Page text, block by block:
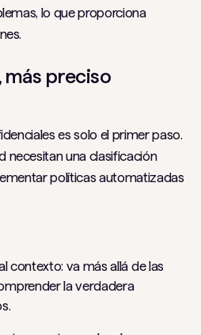
lo que proporciona
preciso
es solo el primer paso.
necesitan una clasificación
políticas automatizadas
contexto: va más allá de las
la verdadera